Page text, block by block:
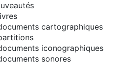
cartographiques
iconographiques
sonores